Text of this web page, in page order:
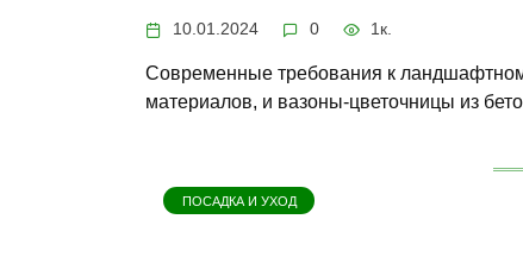
10.01.2024 0 1к.
Современные требования к
материалов, и вазоны-цветочницы из
ПОСАДКА И УХОД